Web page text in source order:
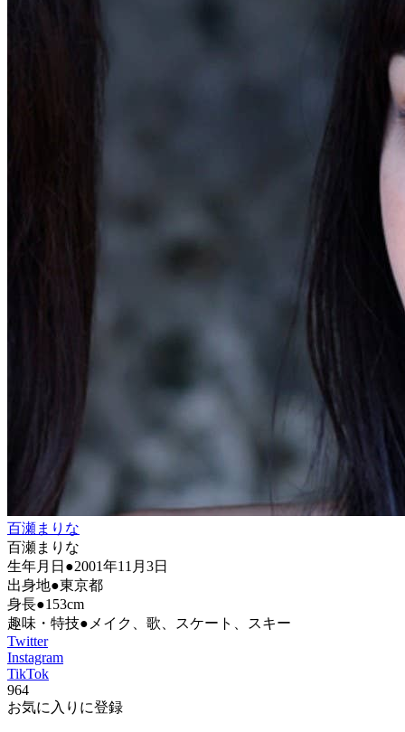
百瀬まりな
百瀬まりな
生年月日●2001年11月3日
出身地●東京都
身長●153cm
趣味・特技●メイク、歌、スケート、スキー
Twitter
Instagram
TikTok
964
お気に入りに登録